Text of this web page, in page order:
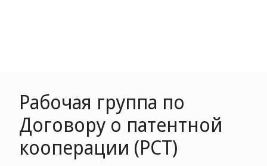
Рабочая группа по
Договору о патентной
кооперации (РСТ)